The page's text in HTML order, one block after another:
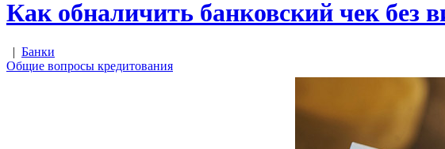
Как обналичить банковский чек без
| Банки
Общие вопросы кредитования